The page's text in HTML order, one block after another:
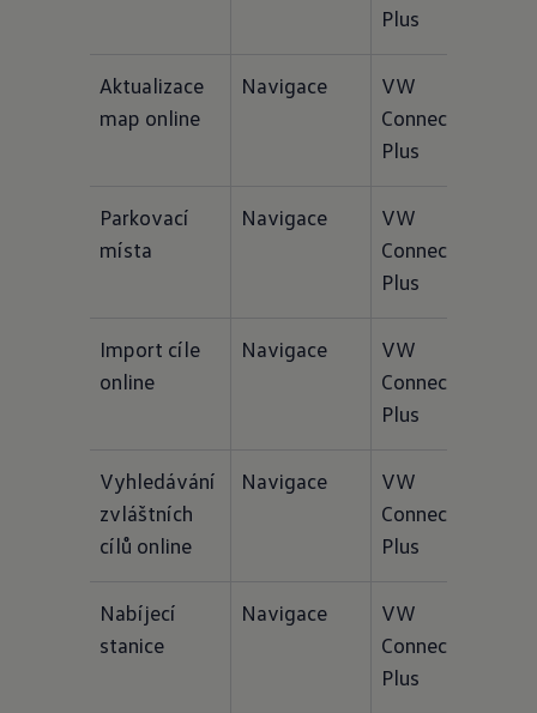
Plus
Aktualizace
map online
Navigace
VW
Connect
Plus
Parkovací
místa
Navigace
VW
Connect
Plus
Import cíle
online
Navigace
VW
Connect
Plus
Vyhledávání
zvláštních
cílů online
Navigace
VW
Connect
Plus
Nabíjecí
stanice
Navigace
VW
Connect
Plus